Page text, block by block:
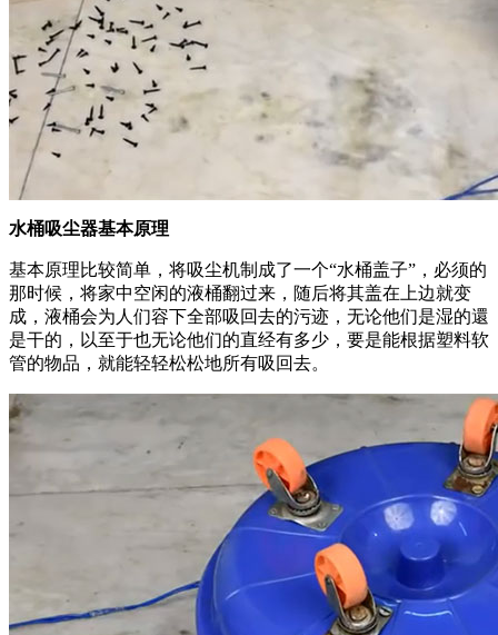
水桶吸尘器基本原理
基本原理比较简单，将吸尘机制成了一个“水桶盖子”，必须的
那时候，将家中空闲的液桶翻过来，随后将其盖在上边就变
成，液桶会为人们容下全部吸回去的污迹，无论他们是湿的還
是干的，以至于也无论他们的直经有多少，要是能根据塑料软
管的物品，就能轻轻松松地所有吸回去。